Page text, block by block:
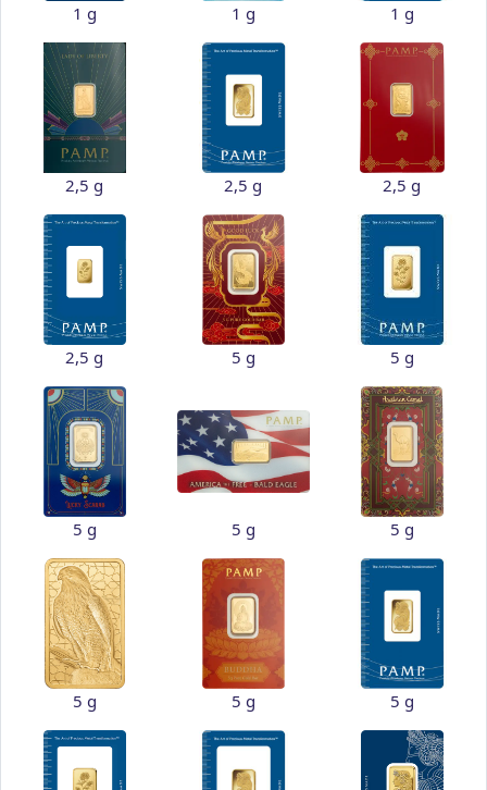
1 g 1 g 1 g
2,5 g 2,5 g 2,5 g
2,5 g 5 g 5 g
5 g 5 g 5 g
5 g 5 g 5 g